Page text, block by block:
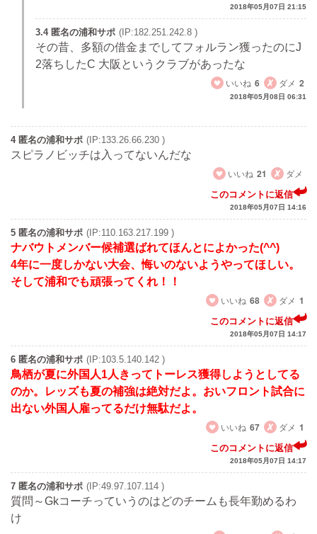
2018年05月07日 21:15
3.4 匿名の浦和サポ (IP:182.251.242.8 )
その昔、多額の借金までしてフォルラン獲ったのにJ
2落ちしたC 大阪というクラブがあったな
いいね 6 ダメ 2
2018年05月08日 06:31
4 匿名の浦和サポ (IP:133.26.66.230 )
スピラノビッチは入ってないんだな
いいね 21 ダメ
このコメントに返信
2018年05月07日 14:16
5 匿名の浦和サポ (IP:110.163.217.199 )
ナバウトメンバー候補選ばれてほんとによかった(^^)
4年に一度しかない大会、悔いのないようやってほしい。
そして浦和でも頑張ってくれ！！
いいね 68 ダメ 1
このコメントに返信
2018年05月07日 14:17
6 匿名の浦和サポ (IP:103.5.140.142 )
鳥栖が夏に外国人1人きってトーレス獲得しようとしてる
のか。レッズも夏の補強は絶対だよ。おいフロント試合に
出ない外国人雇ってるだけ無駄だよ。
いいね 67 ダメ 1
このコメントに返信
2018年05月07日 14:17
7 匿名の浦和サポ (IP:49.97.107.114 )
質問～Gkコーチっていうのはどのチームも長年勤めるわ
け